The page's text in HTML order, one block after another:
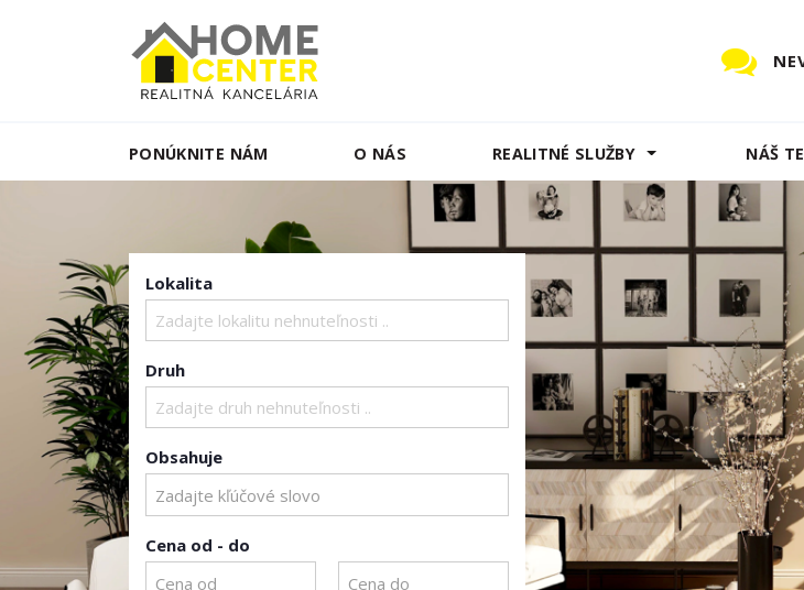
PONÚKNITE NÁM O NÁS REALITNÉ SLUŽBY NÁŠ
Lokalita
Zadajte lokalitu nehnuteľnosti ..
Druh
Zadajte druh nehnuteľnosti ..
Obsahuje
Cena od - do